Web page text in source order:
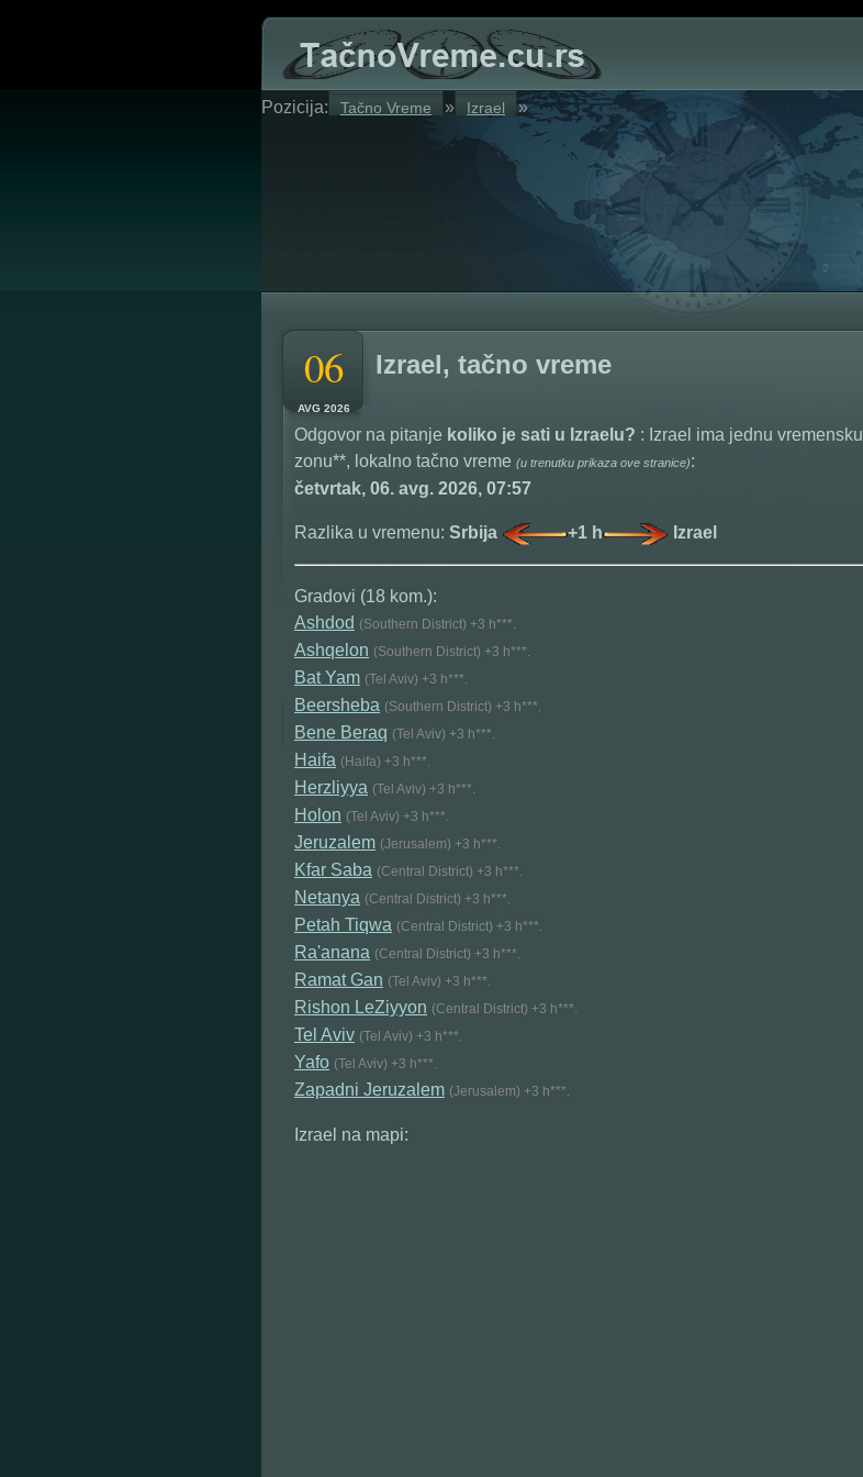
Pozicija: Tačno Vreme » Izrael »
06
AVG 2026
Izrael, tačno vreme
Odgovor na pitanje koliko je sati u Izraelu? : Izrael ima jednu vremensku
zonu**, lokalno tačno vreme (u trenutku prikaza ove stranice):
četvrtak, 06. avg. 2026, 07:57
Razlika u vremenu: Srbija +1 h Izrael
Gradovi (18 kom.):
Ashdod (Southern District) +3 h***.
Ashqelon (Southern District) +3 h***.
Bat Yam (Tel Aviv) +3 h***.
Beersheba (Southern District) +3 h***.
Bene Beraq (Tel Aviv) +3 h***.
Haifa (Haifa) +3 h***.
Herzliyya (Tel Aviv) +3 h***.
Holon (Tel Aviv) +3 h***.
Jeruzalem (Jerusalem) +3 h***.
Kfar Saba (Central District) +3 h***.
Netanya (Central District) +3 h***.
Petah Tiqwa (Central District) +3 h***.
Ra'anana (Central District) +3 h***.
Ramat Gan (Tel Aviv) +3 h***.
Rishon LeZiyyon (Central District) +3 h***.
Tel Aviv (Tel Aviv) +3 h***.
Yafo (Tel Aviv) +3 h***.
Zapadni Jeruzalem (Jerusalem) +3 h***.
Izrael na mapi: